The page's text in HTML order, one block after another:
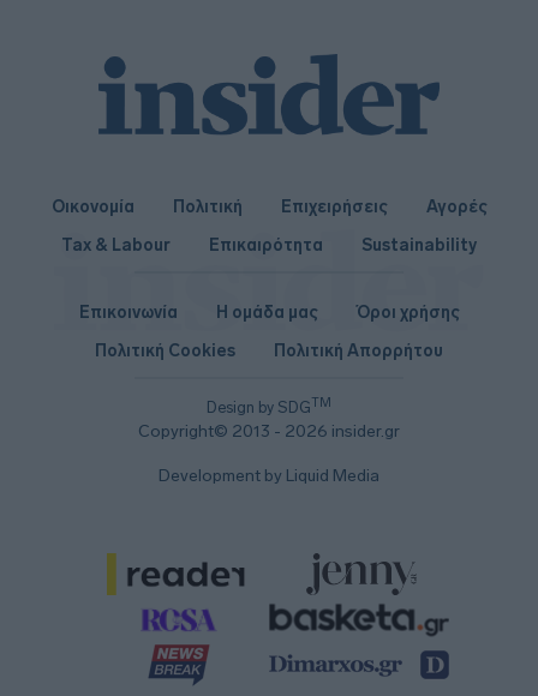
Οικονομία Πολιτική Επιχειρήσεις
Αγορές
Tax & Labour
Επικαιρότητα Sustainability
Design by SDGTM
Copyright© 2013 - 2026 insider.gr
Επικοινωνία Η ομάδα μας
Όροι χρήσης
Πολιτική Cookies
Πολιτική Απορρήτου
Development by Liquid Media